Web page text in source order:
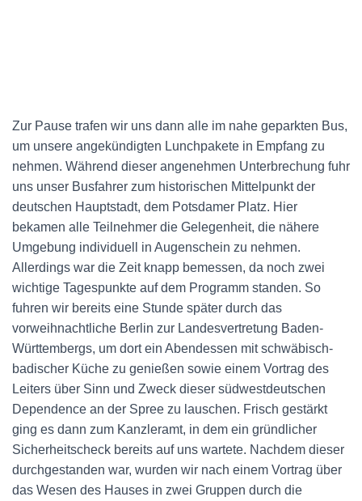
Zur Pause trafen wir uns dann alle im nahe geparkten Bus,
um unsere angekündigten Lunchpakete in Empfang zu
nehmen. Während dieser angenehmen Unterbrechung fuhr
uns unser Busfahrer zum historischen Mittelpunkt der
deutschen Hauptstadt, dem Potsdamer Platz. Hier
bekamen alle Teilnehmer die Gelegenheit, die nähere
Umgebung individuell in Augenschein zu nehmen.
Allerdings war die Zeit knapp bemessen, da noch zwei
wichtige Tagespunkte auf dem Programm standen. So
fuhren wir bereits eine Stunde später durch das
vorweihnachtliche Berlin zur Landesvertretung Baden-
Württembergs, um dort ein Abendessen mit schwäbisch-
badischer Küche zu genießen sowie einem Vortrag des
Leiters über Sinn und Zweck dieser südwestdeutschen
Dependence an der Spree zu lauschen. Frisch gestärkt
ging es dann zum Kanzleramt, in dem ein gründlicher
Sicherheitscheck bereits auf uns wartete. Nachdem dieser
durchgestanden war, wurden wir nach einem Vortrag über
das Wesen des Hauses in zwei Gruppen durch die